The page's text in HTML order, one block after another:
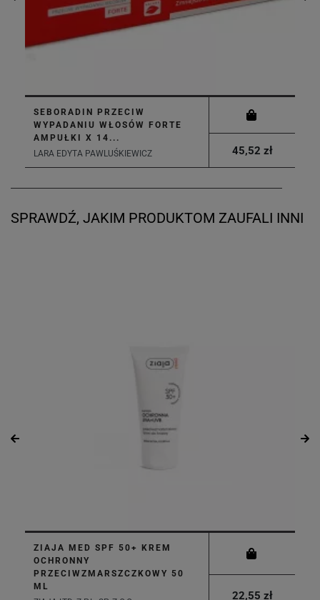
SEBORADIN PRZECIW
WYPADANIU WŁOSÓW FORTE
AMPUŁKI X 14...
LARA EDYTA PAWLUŚKIEWICZ
45,52 zł
SPRAWDŹ, JAKIM PRODUKTOM ZAUFALI INNI
ZIAJA MED SPF 50+ KREM
OCHRONNY
PRZECIWZMARSZCZKOWY 50
ML
22,55 zł